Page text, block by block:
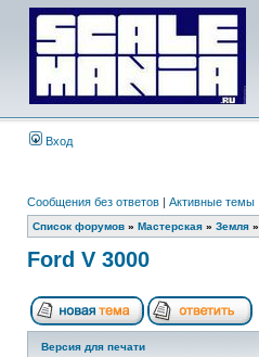
Вход
Сообщения без ответов | Активные темы
Список форумов » Мастерская » Земля »
Ford V 3000
Версия для печати